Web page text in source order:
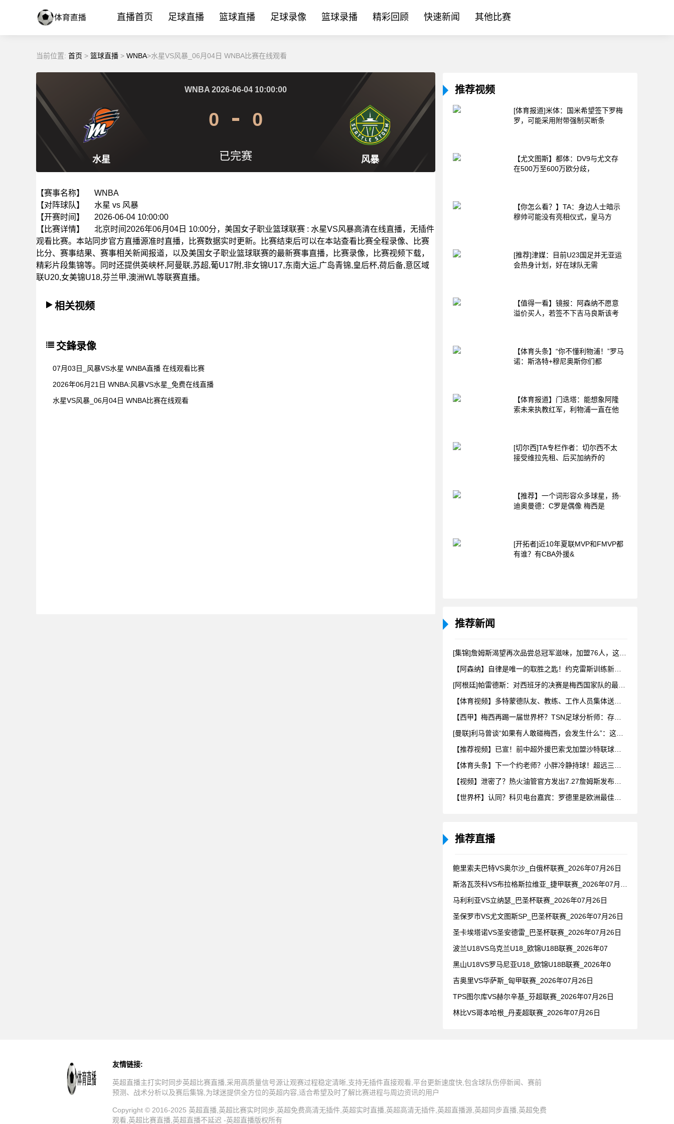
直播首页 足球直播 篮球直播 足球录像 篮球录播 精彩回顾 快速新闻 其他比赛
当前位置: 首页 > 篮球直播 > WNBA>水星VS风暴_06月04日 WNBA比赛在线观看
水星 风暴
WNBA 2026-06-04 10:00:00
0 0
已完赛
【赛事名称】
WNBA
【对阵球队】
水星 vs 风暴
【开赛时间】
2026-06-04 10:00:00
【比赛详情】
北京时间2026年06月04日 10:00分，美国女子职业篮球联赛 : 水星VS风暴高清在线直播，无插件
观看比赛。本站同步官方直播源准时直播，比赛数据实时更新。比赛结束后可以在本站查看比赛全程录像、比赛
比分、赛事结果、赛事相关新闻报道，以及美国女子职业篮球联赛的最新赛事直播，比赛录像，比赛视频下载，
精彩片段集锦等。同时还提供英峡杯,阿曼联,苏超,葡U17附,非女锦U17,东南大运,广岛青锦,皇后杯,荷后备,意区域
联U20,女美锦U18,芬兰甲,澳洲WL等联赛直播。
相关视频
交鋒录像
07月03日_风暴VS水星 WNBA直播 在线观看比赛
2026年06月21日 WNBA:风暴VS水星_免费在线直播
水星VS风暴_06月04日 WNBA比赛在线观看
推荐视频
[体育报道]米体：国米希望签下罗梅
罗，可能采用附带强制买断条
【尤文图斯】都体：DV9与尤文存
在500万至600万欧分歧，
【你怎么看？】TA：身边人士暗示
穆帅可能没有亮相仪式，皇马方
[推荐]津媒：目前U23国足并无亚运
会热身计划，好在球队无需
【值得一看】镜报：阿森纳不愿意
溢价买人，若签不下吉马良斯该考
【体育头条】“你不懂利物浦！”罗马
诺：斯洛特+穆尼奥斯你们都
【体育报道】门迭塔：能想象阿隆
索未来执教红军，利物浦一直在他
[切尔西]TA专栏作者：切尔西不太
接受维拉先租、后买加纳乔的
【推荐】一个词形容众多球星，扬·
迪奥曼德：C罗是偶像 梅西是
[开拓者]近10年夏联MVP和FMVP都
有谁？有CBA外援&
推荐新闻
推荐直播
鲍里索夫巴特VS奥尔沙_白俄杯联赛_2026年07月26日
马利利亚VS立纳瑟_巴圣杯联赛_2026年07月26日
圣保罗市VS尤文图斯SP_巴圣杯联赛_2026年07月26日
圣卡埃塔诺VS圣安德雷_巴圣杯联赛_2026年07月26日
波兰U18VS乌克兰U18_欧锦U18B联赛_2026年07
黑山U18VS罗马尼亚U18_欧锦U18B联赛_2026年0
吉奥里VS华萨斯_匈甲联赛_2026年07月26日
TPS图尔库VS赫尔辛基_芬超联赛_2026年07月26日
林比VS哥本哈根_丹麦超联赛_2026年07月26日
友情链接:
英超直播主打实时同步英超比赛直播,采用高质量信号源让观赛过程稳定清晰,支持无插件直接观看,平台更新速度快,包含球队伤停新闻、赛前
预测、战术分析以及赛后集锦,为球迷提供全方位的英超内容,适合希望及时了解比赛进程与周边资讯的用户
Copyright © 2016-2025 英超直播,英超比赛实时同步,英超免费高清无插件,英超实时直播,英超高清无插件,英超直播源,英超同步直播,英超免费
观看,英超比赛直播,英超直播不延迟 -英超直播版权所有